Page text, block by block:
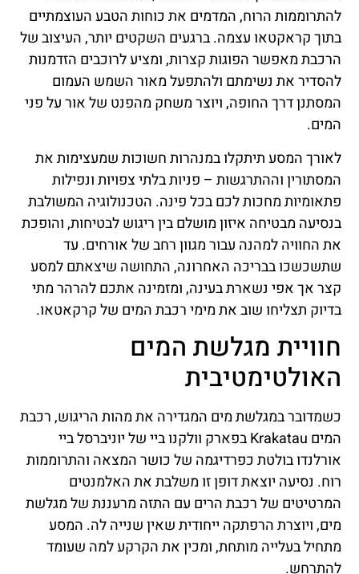
להתרוממות הרוח, המדמים את כוחות הטבע העוצמתיים
בתוך קראקטאו עצמה. ברגעים השקטים יותר, העיצוב של
הרכבת מאפשר הפוגות קצרות, ומציע לרוכבים הזדמנות
להסדיר את נשימתם ולהתפעל מאור השמש העמום
המסתנן דרך החופה, ויוצר משחק מהפנט של אור על פני
המים.
לאורך המסע תיתקלו במנהרות חשוכות שמעצימות את
המסתורין וההתרגשות – פניות בלתי צפויות ונפילות
פתאומיות מחכות לכם בכל פינה. הטכנולוגיה המשולבת
בנסיעה מבטיחה איזון מושלם בין ריגוש לבטיחות, והופכת
את החוויה למהנה עבור מגוון רחב של אורחים. עד
שתשכשכו בבריכה האחרונה, התחושה שיצאתם למסע
קצר אך אפי נשארת בעינה, ומזמינה אתכם להרהר מתי
בדיוק תצליחו שוב את מימי רכבת המים של קרקאטאו.
חוויית מגלשת המים
האולטימטיבית
כשמדובר במגלשת מים המגדירה את מהות הריגוש, רכבת
המים Krakatau בפארק וולקנו ביי של יוניברסל ביי
אורלנדו בולטת כפרדיגמה של כושר המצאה והתרוממות
רוח. נסיעה יוצאת דופן זו משלבת את האלמנטים
המרטיטים של רכבת הרים עם התזה מרעננת של מגלשת
מים, ויוצרת הרפתקה ייחודית שאין שנייה לה. המסע
מתחיל בעלייה מותחת, ומכין את הקרקע למה שעומד
להתרחש.